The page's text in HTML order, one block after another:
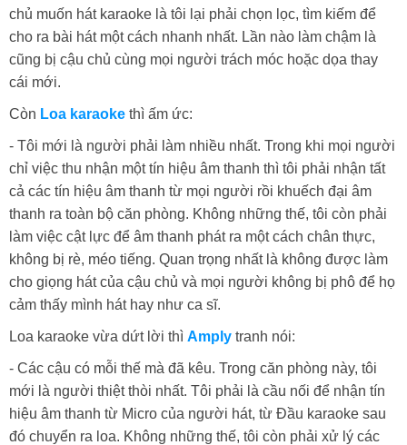
chủ muốn hát karaoke là tôi lại phải chọn lọc, tìm kiếm để
cho ra bài hát một cách nhanh nhất. Lần nào làm chậm là
cũng bị cậu chủ cùng mọi người trách móc hoặc dọa thay
cái mới.
Còn Loa karaoke thì ấm ức:
- Tôi mới là người phải làm nhiều nhất. Trong khi mọi người
chỉ việc thu nhận một tín hiệu âm thanh thì tôi phải nhận tất
cả các tín hiệu âm thanh từ mọi người rồi khuếch đại âm
thanh ra toàn bộ căn phòng. Không những thế, tôi còn phải
làm việc cật lực để âm thanh phát ra một cách chân thực,
không bị rè, méo tiếng. Quan trọng nhất là không được làm
cho giọng hát của cậu chủ và mọi người không bị phô để họ
cảm thấy mình hát hay như ca sĩ.
Loa karaoke vừa dứt lời thì Amply tranh nói:
- Các cậu có mỗi thế mà đã kêu. Trong căn phòng này, tôi
mới là người thiệt thòi nhất. Tôi phải là cầu nối để nhận tín
hiệu âm thanh từ Micro của người hát, từ Đầu karaoke sau
đó chuyển ra loa. Không những thế, tôi còn phải xử lý các